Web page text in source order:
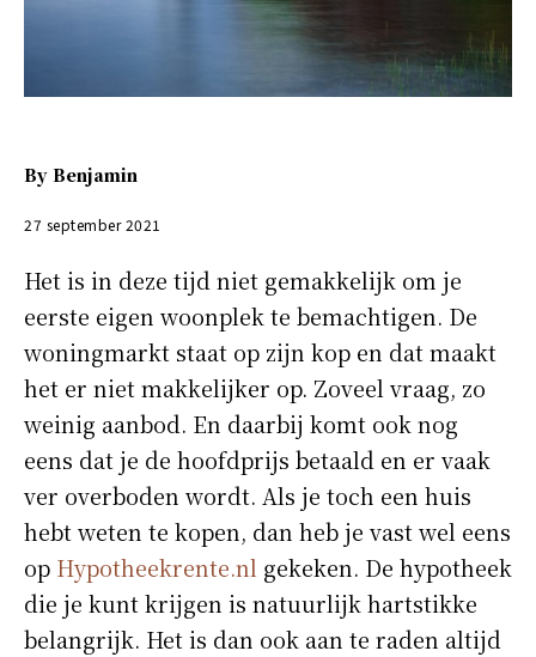
By Benjamin
27 september 2021
Het is in deze tijd niet gemakkelijk om je
eerste eigen woonplek te bemachtigen. De
woningmarkt staat op zijn kop en dat maakt
het er niet makkelijker op. Zoveel vraag, zo
weinig aanbod. En daarbij komt ook nog
eens dat je de hoofdprijs betaald en er vaak
ver overboden wordt. Als je toch een huis
hebt weten te kopen, dan heb je vast wel eens
op Hypotheekrente.nl gekeken. De hypotheek
die je kunt krijgen is natuurlijk hartstikke
belangrijk. Het is dan ook aan te raden altijd